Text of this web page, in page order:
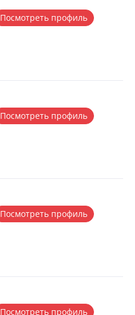
Посмотреть профиль
Посмотреть профиль
Посмотреть профиль
Посмотреть профиль